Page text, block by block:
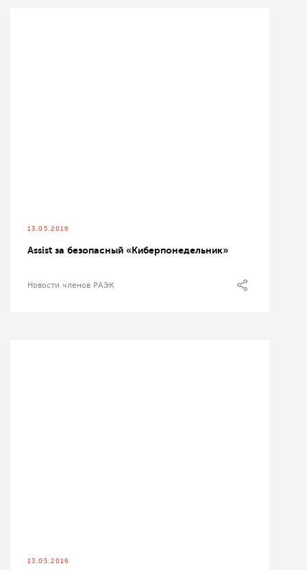
13.05.2016
Assist за безопасный «Киберпонедельник»
Новости членов РАЭК
13.05.2016